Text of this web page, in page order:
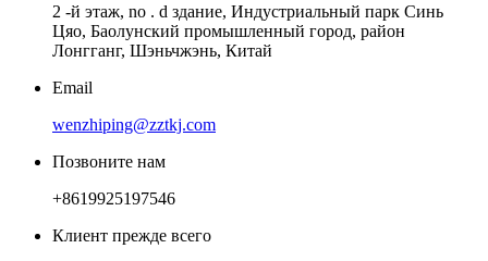
2 -й этаж, no . d здание, Индустриальный парк Синь
Цяо, Баолунский промышленный город, район
Лонгганг, Шэньчжэнь, Китай
Email
wenzhiping@zztkj.com
Позвоните нам
+8619925197546
Клиент прежде всего